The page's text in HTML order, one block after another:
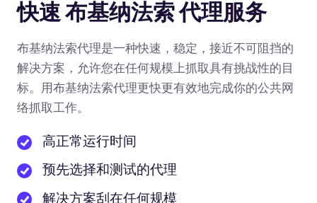
快速 布基纳法索 代理服务
布基纳法索代理是一种快速，稳定，接近不可阻挡的
解决方案，允许您在任何规模上抓取具有挑战性的目
标。用布基纳法索代理更快更有效地完成你的公共网
络抓取工作。
高正常运行时间
预先选择和测试的代理
解决方案刮在任何规模